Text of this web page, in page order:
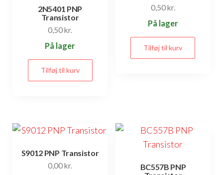
2N5401 PNP
Transistor
0,50kr.
På lager
Tilføj til kurv
0,50kr.
På lager
Tilføj til kurv
S9012 PNP Transistor
0,00kr.
BC557B PNP